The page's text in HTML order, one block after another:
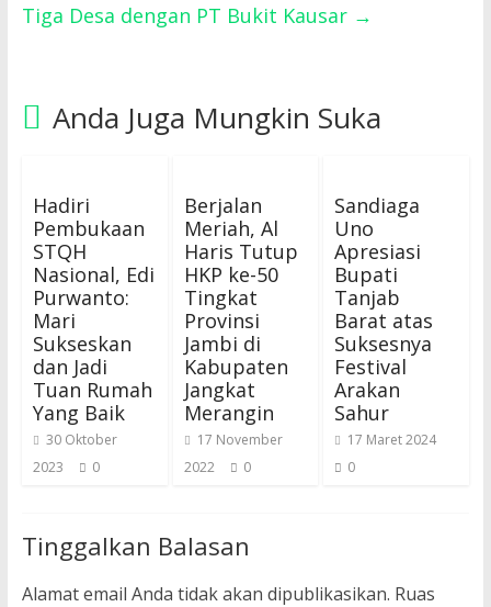
Tiga Desa dengan PT Bukit Kausar →
Anda Juga Mungkin Suka
Hadiri
Pembukaan
STQH
Nasional, Edi
Purwanto:
Mari
Sukseskan
dan Jadi
Tuan Rumah
Yang Baik
30 Oktober
2023
0
Berjalan
Meriah, Al
Haris Tutup
HKP ke-50
Tingkat
Provinsi
Jambi di
Kabupaten
Jangkat
Merangin
17 November
2022
0
Sandiaga
Uno
Apresiasi
Bupati
Tanjab
Barat atas
Suksesnya
Festival
Arakan
Sahur
17 Maret 2024
0
Tinggalkan Balasan
Alamat email Anda tidak akan dipublikasikan. Ruas